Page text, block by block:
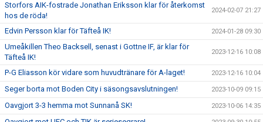
Storfors AIK-fostrade Jonathan Eriksson klar för återkomst
hos de röda!
2024-02-07 21:27
Edvin Persson klar för Täfteå IK! 2024-01-28 09:30
Umeåkillen Theo Backsell, senast i Gottne IF, är klar för
Täfteå IK!
2023-12-16 10:08
P-G Eliasson kör vidare som huvudtränare för A-laget! 2023-12-16 10:04
Seger borta mot Boden City i säsongsavslutningen! 2023-10-09 09:15
Oavgjort 3-3 hemma mot Sunnanå SK! 2023-10-06 14:35